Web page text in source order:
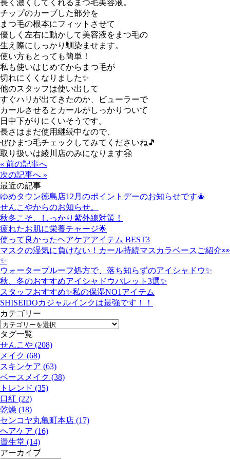
長く濃くしてくれるまつ毛美容液。
チップのカーブした部分を
まつ毛の根本にフィットさせて
優しく左右に動かして美容液をまつ毛の
生え際にしっかり馴染ませます。
使い方もとっても簡単！
私も使いはじめてからまつ毛が
切れにくくなりました✨
他のスタッフは使い出して
すぐハリが出てきたのか、ビューラーで
カールさせるとカールがしっかりついて
日中下がりにくいそうです。
長さはまだ使用継続中なので、
ぜひまつ毛チェックしてみてくださいね🎵
取り扱いは綾川店のみになります🤗
« 前の記事へ
次の記事へ »
最近の記事
ゆめタウン徳島店12月のポイントデーのお知らせです🎄
せんこやからのお知らせ。
秋冬こそ、しっかり紫外線対策！
疲れたお肌に栄養チャージ🌟
使って良かったヘアケアアイテム BEST3
マスクの湿気に負けない！カール持続マスカラベースご紹介👀
✨
ウォータープルーフ処方で、落ち知らずのアイシャドウ✨
秋、冬のおすすめアイシャドウパレット3選✨
スタッフおすすめ✨私の保湿NO1アイテム
SHISEIDOカジャルインクは最強です！！
カテゴリー
タグ一覧
せんこや (208)
メイク (68)
スキンケア (63)
ベースメイク (38)
トレンド (35)
口紅 (22)
乾燥 (18)
センコヤ丸亀町本店 (17)
ヘアケア (16)
資生堂 (14)
アーカイブ